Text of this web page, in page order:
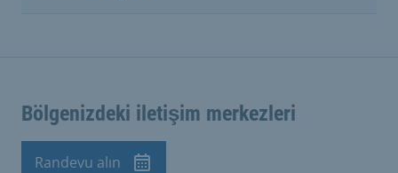
Bölgenizdeki iletişim merkezleri
Randevu alın